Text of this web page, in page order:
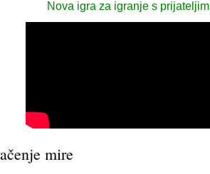
Nova igra za igranje s
mire